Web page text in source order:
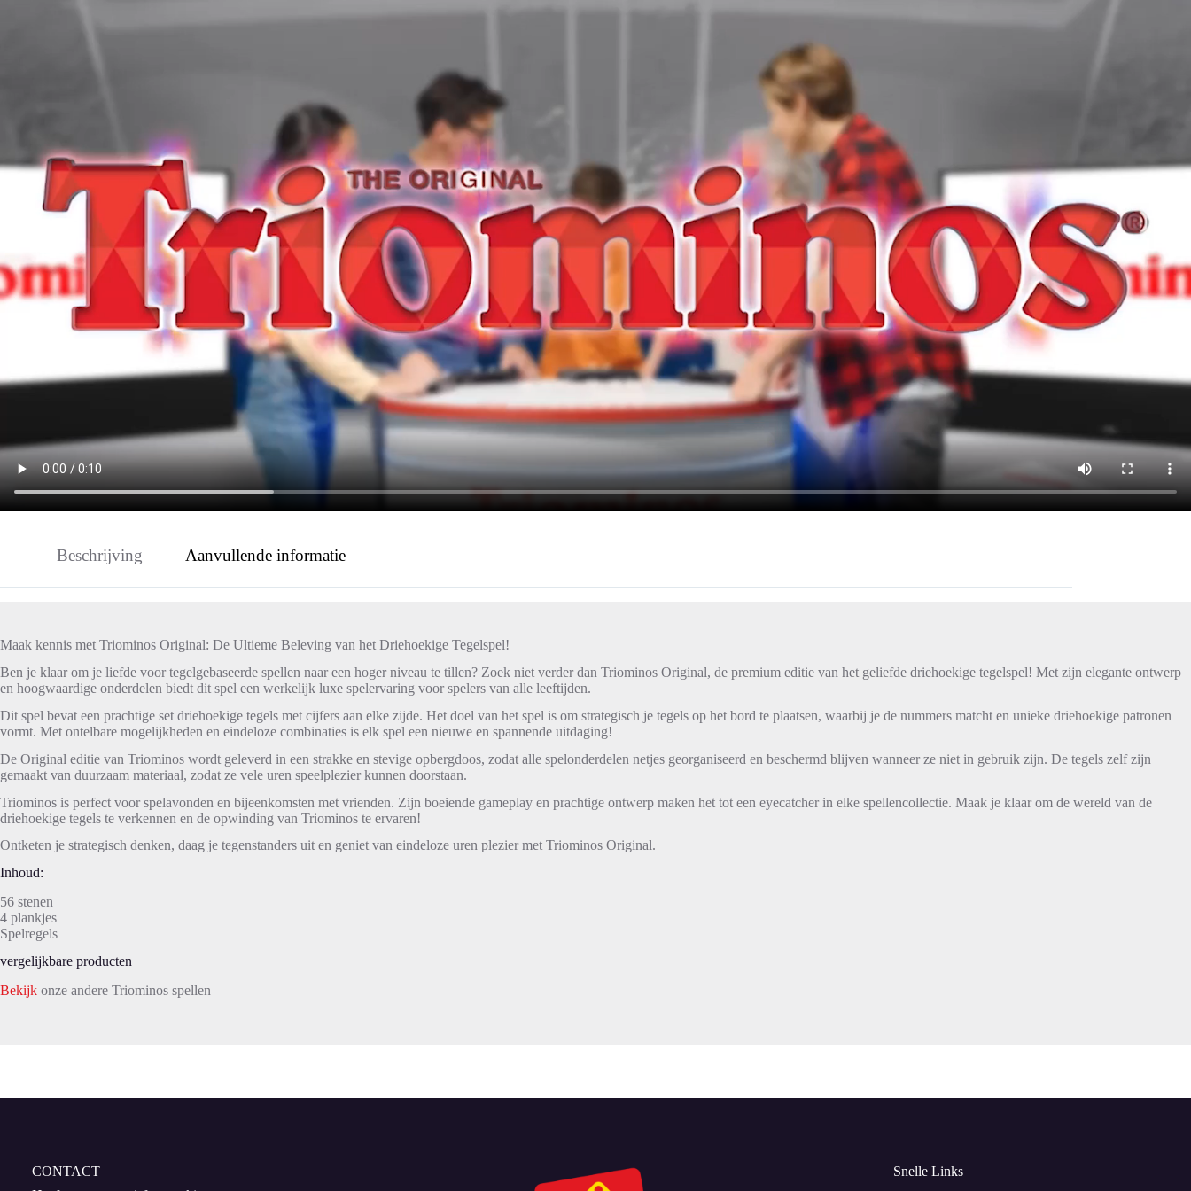
Beschrijving Aanvullende informatie
Maak kennis met Triominos Original: De Ultieme Beleving van het Driehoekige Tegelspel!
Ben je klaar om je liefde voor tegelgebaseerde spellen naar een hoger niveau te tillen? Zoek niet verder dan Triominos Original, de premium editie van het geliefde driehoekige tegelspel! Met zijn elegante ontwerp
en hoogwaardige onderdelen biedt dit spel een werkelijk luxe spelervaring voor spelers van alle leeftijden.
Dit spel bevat een prachtige set driehoekige tegels met cijfers aan elke zijde. Het doel van het spel is om strategisch je tegels op het bord te plaatsen, waarbij je de nummers matcht en unieke driehoekige patronen
vormt. Met ontelbare mogelijkheden en eindeloze combinaties is elk spel een nieuwe en spannende uitdaging!
De Original editie van Triominos wordt geleverd in een strakke en stevige opbergdoos, zodat alle spelonderdelen netjes georganiseerd en beschermd blijven wanneer ze niet in gebruik zijn. De tegels zelf zijn
gemaakt van duurzaam materiaal, zodat ze vele uren speelplezier kunnen doorstaan.
Triominos is perfect voor spelavonden en bijeenkomsten met vrienden. Zijn boeiende gameplay en prachtige ontwerp maken het tot een eyecatcher in elke spellencollectie. Maak je klaar om de wereld van de
driehoekige tegels te verkennen en de opwinding van Triominos te ervaren!
Ontketen je strategisch denken, daag je tegenstanders uit en geniet van eindeloze uren plezier met Triominos Original.
Inhoud:
56 stenen
4 plankjes
Spelregels
vergelijkbare producten
Bekijk onze andere Triominos spellen
CONTACT
Snelle Links